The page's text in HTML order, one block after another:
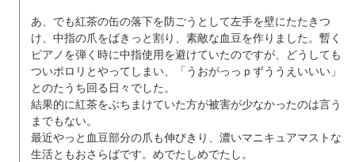
あ、でも紅茶の缶の落下を防ごうとして左手を壁にたたきつ
け、中指の爪をばきっと割り、素敵な血豆を作りました。暫く
ピアノを弾く時に中指使用を避けていたのですが、どうしても
ついポロリとやってしまい、「うおがっっｐずううえいいい」
とのたうち回る日々でした。
結果的に紅茶をぶちまけていた方が被害が少なかったのは言う
までもない。
最近やっと血豆部分の爪も伸びきり、濃いマニキュアマストな
生活ともおさらばです。めでたしめでたし。